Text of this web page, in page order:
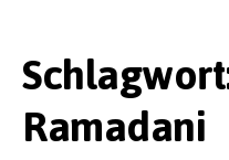
Ramadani